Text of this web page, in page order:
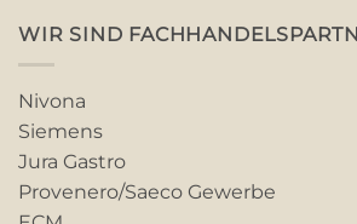
WIR SIND
Nivona
Siemens
Jura Gastro
Provenero/Saeco Gewerbe